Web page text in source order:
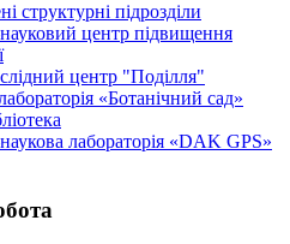
структурні підрозділи
центр підвищення
центр "Поділля"
«Ботанічний сад»
лабораторія «DAK GPS»